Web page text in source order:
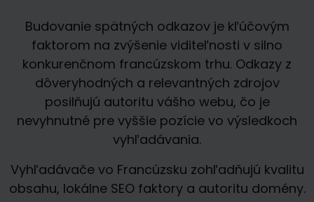
Budovanie spätných odkazov je kľúčovým
faktorom na zvýšenie viditeľnosti v silno
konkurenčnom francúzskom trhu. Odkazy z
dôveryhodných a relevantných zdrojov
posilňujú autoritu vášho webu, čo je
nevyhnutné pre vyššie pozície vo výsledkoch
vyhľadávania.
Vyhľadávače vo Francúzsku zohľadňujú kvalitu
obsahu, lokálne SEO faktory a autoritu domény.